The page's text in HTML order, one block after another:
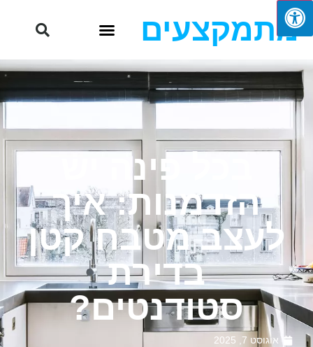
מתמקצעים
בכל פינה יש
הזדמנות: איך
לעצב מטבח קטן
בדירת
סטודנטים?
אוגוסט 7, 2025